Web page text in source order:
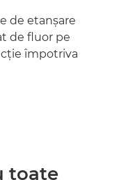
de etanşare
de fluor pe
împotriva
toate